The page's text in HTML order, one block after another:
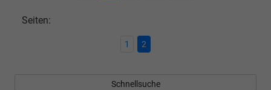
Seiten:
1 2
Schnellsuche